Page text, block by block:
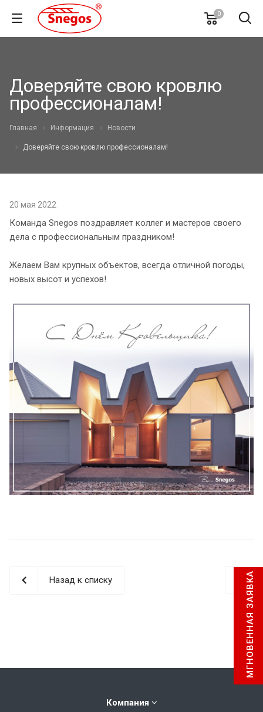
0
Доверяйте свою кровлю
профессионалам!
Главная Информация Новости
Доверяйте свою кровлю профессионалам!
20 мая 2022
Команда Snegos поздравляет коллег и мастеров своего
дела с профессиональным праздником!
Желаем Вам крупных объектов, всегда отличной погоды,
новых высот и успехов!
Назад к списку
Компания
МГНОВЕННАЯ ЗАЯВКА